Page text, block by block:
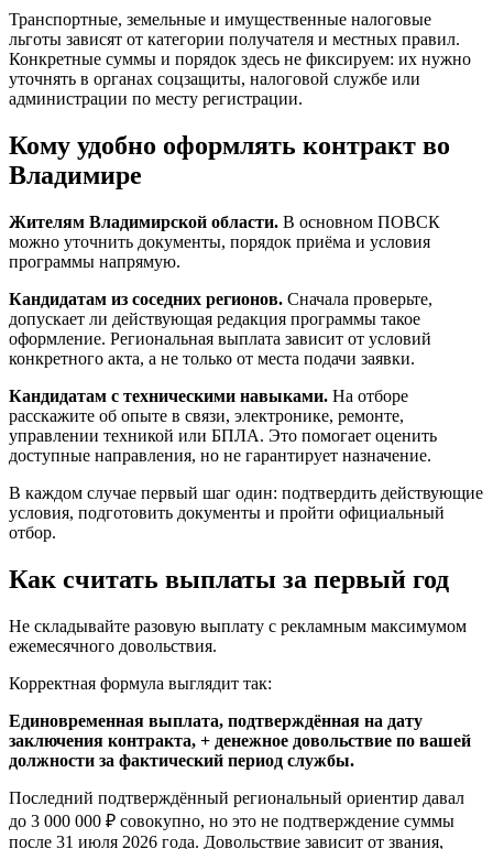
Транспортные, земельные и имущественные налоговые
льготы зависят от категории получателя и местных правил.
Конкретные суммы и порядок здесь не фиксируем: их нужно
уточнять в органах соцзащиты, налоговой службе или
администрации по месту регистрации.
Кому удобно оформлять контракт во
Владимире
Жителям Владимирской области. В основном ПОВСК
можно уточнить документы, порядок приёма и условия
программы напрямую.
Кандидатам из соседних регионов. Сначала проверьте,
допускает ли действующая редакция программы такое
оформление. Региональная выплата зависит от условий
конкретного акта, а не только от места подачи заявки.
Кандидатам с техническими навыками. На отборе
расскажите об опыте в связи, электронике, ремонте,
управлении техникой или БПЛА. Это помогает оценить
доступные направления, но не гарантирует назначение.
В каждом случае первый шаг один: подтвердить действующие
условия, подготовить документы и пройти официальный
отбор.
Как считать выплаты за первый год
Не складывайте разовую выплату с рекламным максимумом
ежемесячного довольствия.
Корректная формула выглядит так:
Единовременная выплата, подтверждённая на дату
заключения контракта, + денежное довольствие по вашей
должности за фактический период службы.
Последний подтверждённый региональный ориентир давал
до 3 000 000 ₽ совокупно, но это не подтверждение суммы
после 31 июля 2026 года. Довольствие зависит от звания,